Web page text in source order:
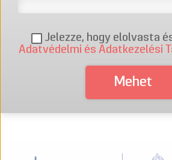
Jelezze, hogy elolvasta
Adatvédelmi és Adatkezelési